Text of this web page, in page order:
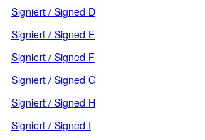
Signiert / Signed D
Signiert / Signed E
Signiert / Signed F
Signiert / Signed G
Signiert / Signed H
Signiert / Signed I